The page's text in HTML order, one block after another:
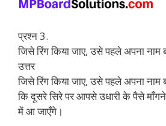
प्रश्न 3.
जिसे रिंग किया जाए, उसे पहले अपना नाम
उत्तर
जिसे रिंग किया जाए, उसे पहले अपना
कि दूसरे सिरे पर आपसे उधारी के पैसे
में आ जाएँगे।